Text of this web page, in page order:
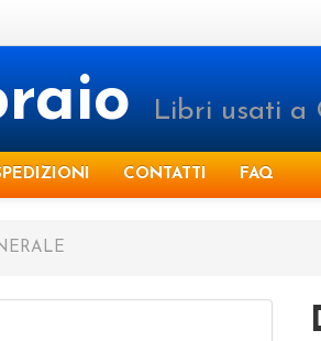
Libri usati a
CONTATTI FAQ